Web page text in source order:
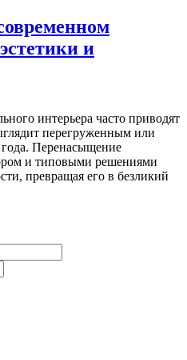
и
интерьера часто приводят
перегруженным или
года. Перенасыщение
и типовыми решениями
превращая его в безликий